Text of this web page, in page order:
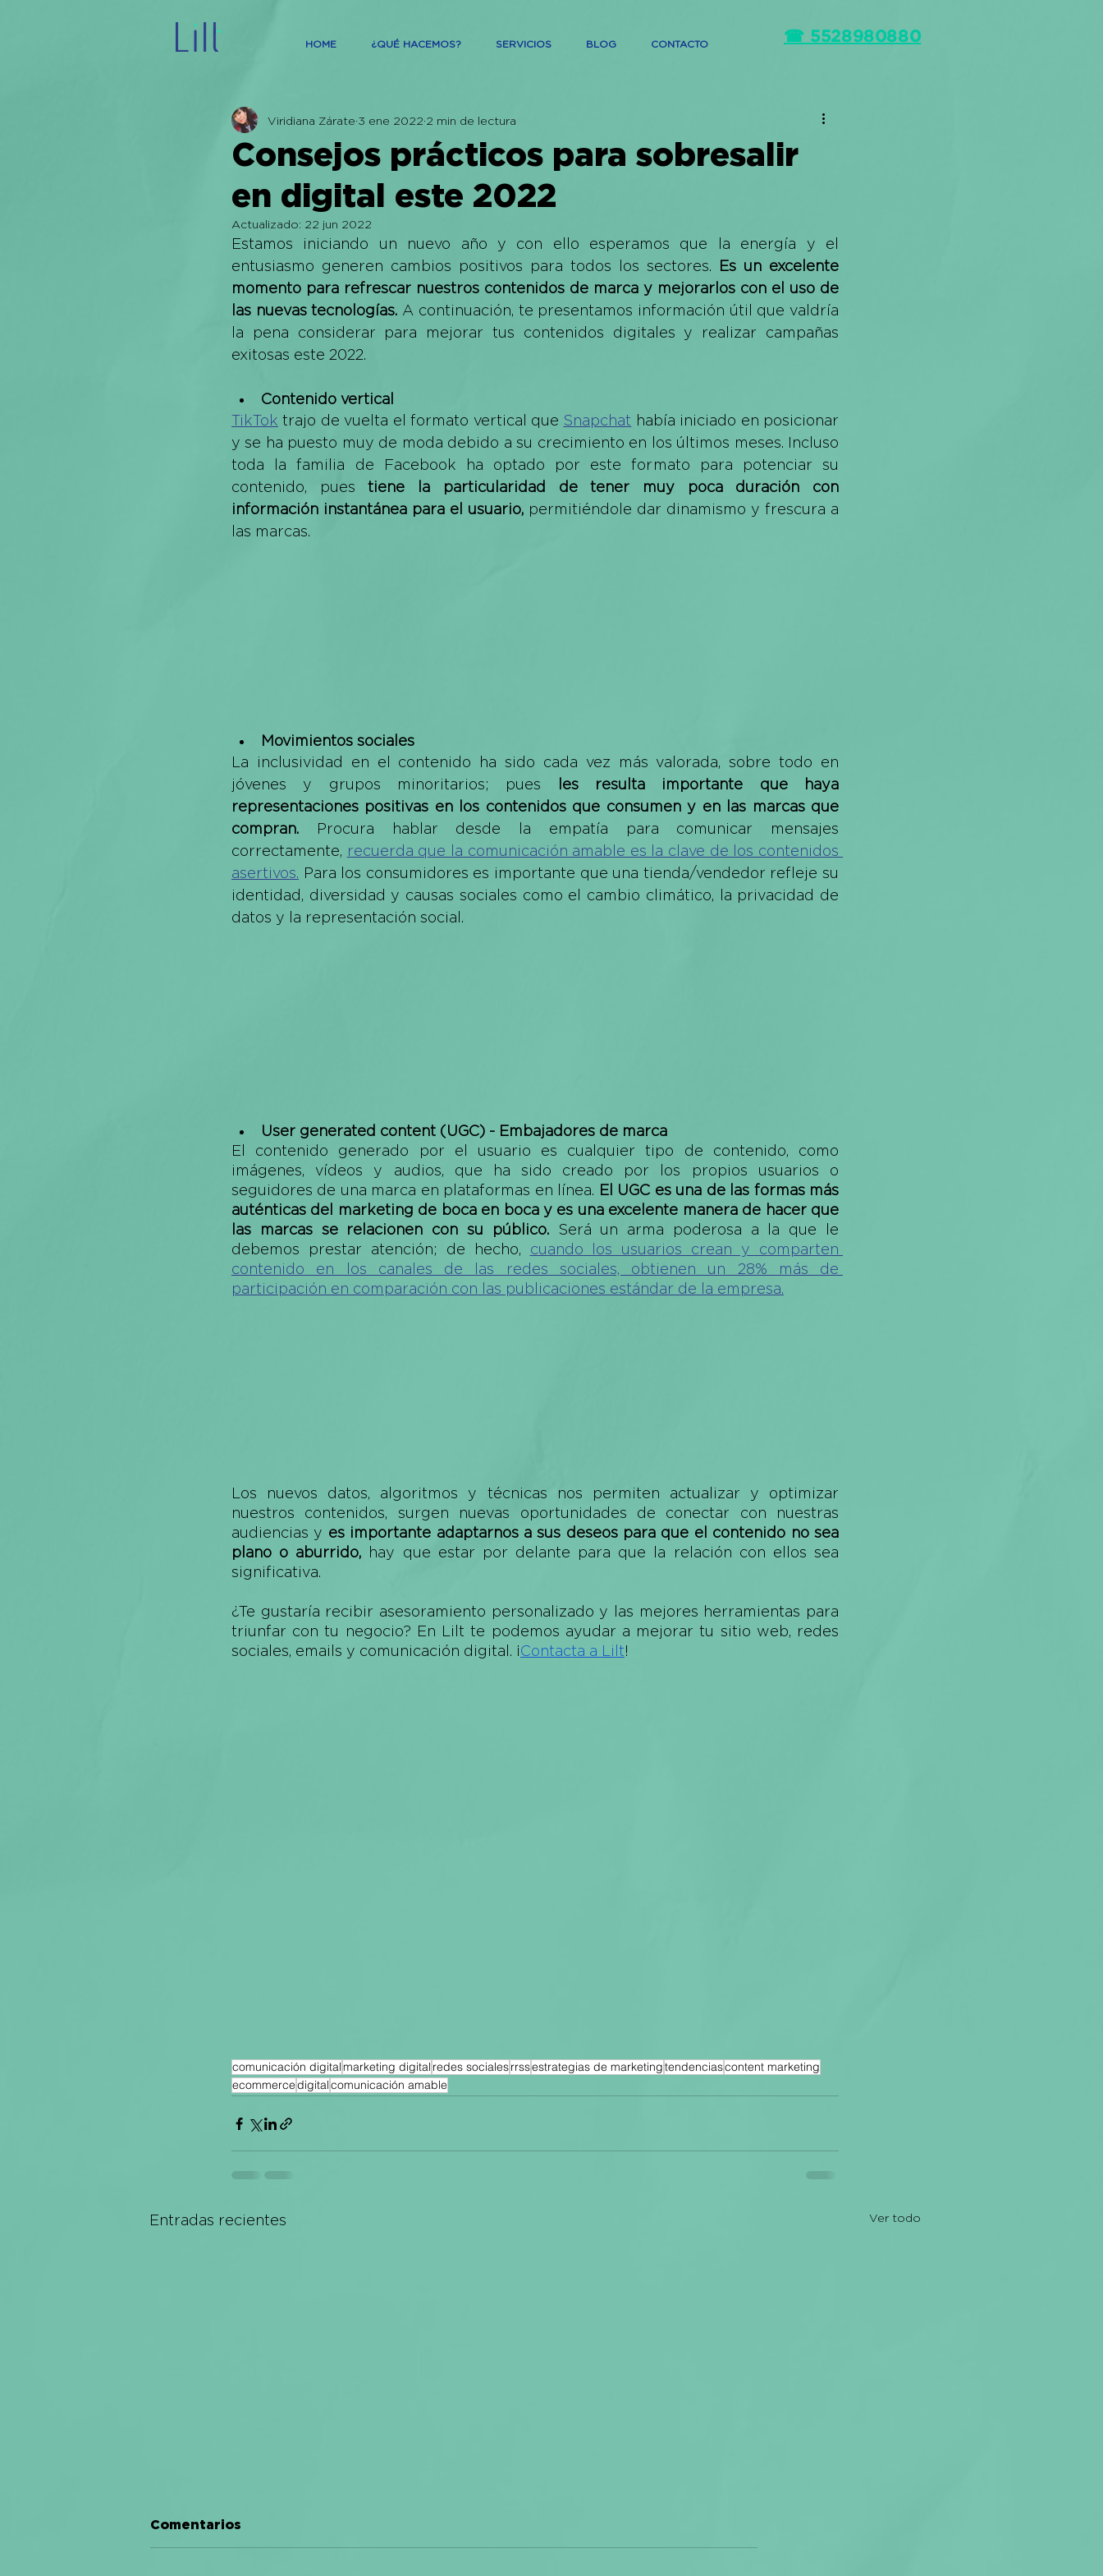
HOME ¿QUÉ HACEMOS? SERVICIOS BLOG CONTACTO ☎ 5528980880
Consejos prácticos para sobresalir
en digital este 2022
Viridiana Zárate 3 ene 2022 2 min de lectura
Actualizado: 22 jun 2022
Estamos iniciando un nuevo año y con ello esperamos que la energía y el
entusiasmo generen cambios positivos para todos los sectores.
Es un excelente
momento para refrescar nuestros contenidos de marca y mejorarlos con el uso de
las nuevas tecnologías. A continuación, te presentamos información útil que valdría
la pena considerar para mejorar tus contenidos digitales y realizar campañas
exitosas este 2022.
Contenido vertical
TikTok trajo de vuelta el formato vertical que Snapchat había iniciado en posicionar
y se ha puesto muy de moda debido a su crecimiento en los últimos meses. Incluso
toda la familia de Facebook ha optado por este formato para potenciar su
contenido, pues tiene la particularidad de tener muy poca duración con
información instantánea para el usuario, permitiéndole dar dinamismo y frescura a
las marcas.
Movimientos sociales
La inclusividad en el contenido ha sido cada vez más valorada, sobre todo en
jóvenes y grupos minoritarios; pues
les resulta importante que haya
representaciones positivas en los contenidos que consumen y en las marcas que
compran.
Procura hablar desde la empatía para comunicar mensajes
correctamente,
recuerda que la comunicación amable es la clave de los contenidos
asertivos.
Para los consumidores es importante que una tienda/vendedor refleje su
identidad, diversidad y causas sociales como el cambio climático, la privacidad de
datos y la representación social.
User generated content (UGC) - Embajadores de marca
El contenido generado por el usuario es cualquier tipo de contenido, como
imágenes, vídeos y audios, que ha sido creado por los propios usuarios o
seguidores de una marca en plataformas en línea.
El UGC es una de las formas más
auténticas del marketing de boca en boca y es una excelente manera de hacer que
las marcas se relacionen con su público. Será un arma poderosa a la que le
debemos prestar atención; de hecho, cuando los usuarios crean y comparten
contenido en los canales de las redes sociales, obtienen un 28% más de
participación en comparación con las publicaciones estándar de la empresa.
Los nuevos datos, algoritmos y técnicas nos permiten actualizar y optimizar
nuestros contenidos, surgen nuevas oportunidades de conectar con nuestras
audiencias y es importante adaptarnos a sus deseos para que el contenido no sea
plano o aburrido, hay que estar por delante para que la relación con ellos sea
significativa.
¿Te gustaría recibir asesoramiento personalizado y las mejores herramientas para
triunfar con tu negocio? En Lilt te podemos ayudar a mejorar tu sitio web, redes
sociales, emails y comunicación digital. ¡Contacta a Lilt!
comunicación digitalmarketing digital redes socialesrrssestrategias de marketingtendenciascontent marketing
ecommercedigitalcomunicación amable
Entradas recientes Ver todo
Comentarios